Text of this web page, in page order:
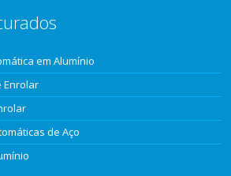
em Alumínio
Enrolar
de Aço